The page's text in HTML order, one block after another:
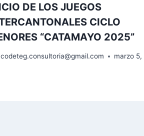
DE LOS JUEGOS
CICLO
“CATAMAYO 2025”
codeteg.consultoria@gmail.com marzo